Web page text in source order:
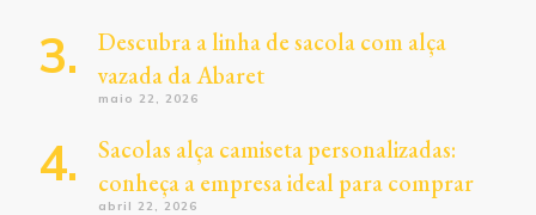
Descubra a linha de sacola com alça
vazada da Abaret
maio 22, 2026
Sacolas alça camiseta personalizadas:
conheça a empresa ideal para comprar
abril 22, 2026